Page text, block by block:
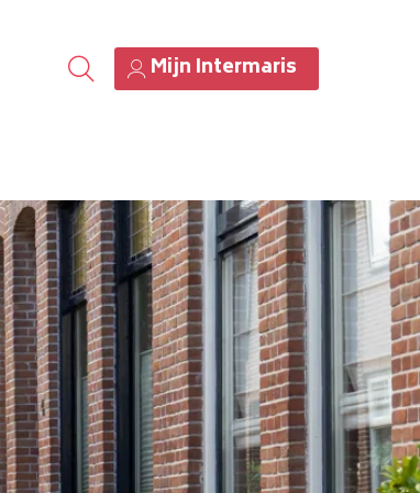
Mijn Intermaris